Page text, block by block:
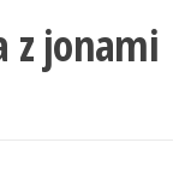
z jonami